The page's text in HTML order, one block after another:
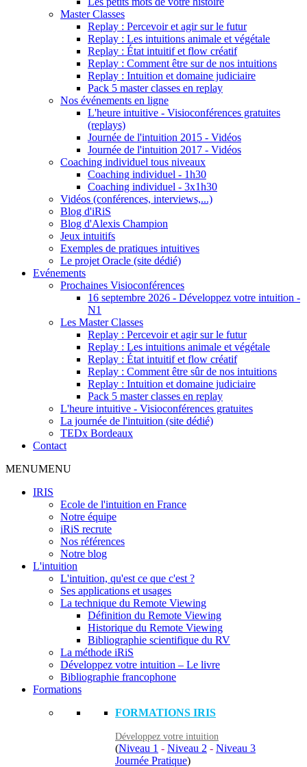
Master Classes
Replay : Percevoir et agir sur le futur
Replay : Les intuitions animale et végétale
Replay : État intuitif et flow créatif
Replay : Comment être sur de nos intuitions
Replay : Intuition et domaine judiciaire
Pack 5 master classes en replay
Nos événements en ligne
L'heure intuitive - Visioconférences gratuites
(replays)
Journée de l'intuition 2015 - Vidéos
Journée de l'intuition 2017 - Vidéos
Coaching individuel tous niveaux
Coaching individuel - 1h30
Coaching individuel - 3x1h30
Vidéos (conférences, interviews,...)
Blog d'iRiS
Blog d'Alexis Champion
Jeux intuitifs
Exemples de pratiques intuitives
Le projet Oracle (site dédié)
Evénements
Prochaines Visioconférences
16 septembre 2026 - Développez votre intuition -
N1
Les Master Classes
Replay : Percevoir et agir sur le futur
Replay : Les intuitions animale et végétale
Replay : État intuitif et flow créatif
Replay : Comment être sûr de nos intuitions
Replay : Intuition et domaine judiciaire
Pack 5 master classes en replay
L'heure intuitive - Visioconférences gratuites
La journée de l'intuition (site dédié)
TEDx Bordeaux
Contact
MENUMENU
IRIS
Ecole de l'intuition en France
Notre équipe
iRiS recrute
Nos références
Notre blog
L'intuition
L'intuition, qu'est ce que c'est ?
Ses applications et usages
La technique du Remote Viewing
Définition du Remote Viewing
Historique du Remote Viewing
Bibliographie scientifique du RV
La méthode iRiS
Développez votre intuition – Le livre
Bibliographie francophone
Formations
FORMATIONS IRIS
Développez votre intuition
(Niveau 1 - Niveau 2 - Niveau 3
Journée Pratique)